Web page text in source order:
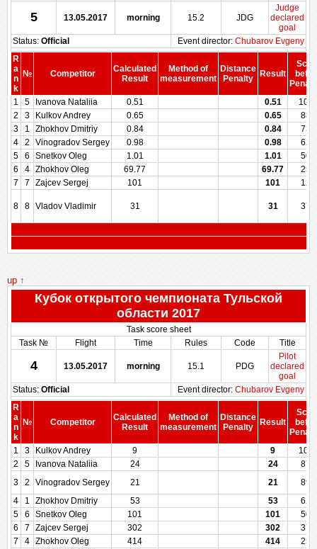
5 13.05.2017 morning 15.2 JDG
Judge
declared
goal
Status: Official Event director: Chubarov Evgeny
R
a
n
k
№ Competitor
Calculated
Result
Method of
measurement
Distance
Penalty
Result
1
5 Ivanova Nataliia 0.51 0.51
2
3 Kulkov Andrey 0.65 0.65
888
3
1 Zhokhov Dmitriy 0.84 0.84
737
4
2 Vinogradov Sergey 0.98 0.98
625
5
6 Snetkov Oleg 1.01 1.01
500
6
4 Zhokhov Oleg 69.77 69.77
250
7
7 Zajcev Sergej 101 101 125
8 8 Vladov Vladimir 31 31 375
up ↑
Кубок открытого чемпионата Тульской
области 2017
Task score sheet
Task №
Flight Time Rules Code Title
4 13.05.2017 morning 15.1 PDG
Pilot
declared
goal
Status: Official Event director: Chubarov Evgeny
R
a
n
k
№ Competitor
Calculated
Result
Method of
measurement
Distance
Penalty
Result
1
3 Kulkov Andrey 9 9
2
5 Ivanova Nataliia 24 24
872
3
2 Vinogradov Sergey 21 21
898
4
1 Zhokhov Dmitriy 53 53
625
5
6 Snetkov Oleg 101 101
500
6
7 Zajcev Sergej 302 302
375
7
4 Zhokhov Oleg 414 414
250